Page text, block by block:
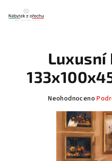
obsah
Luxusní
Průměrné
produktu
Neohodnoceno